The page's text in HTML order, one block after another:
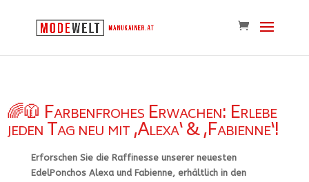
🌈🧥 Farbenfrohes Erwachen: Erlebe
jeden Tag neu mit ‚Alexa‘ & ‚Fabienne‘!
Erforschen Sie die Raffinesse unserer neuesten
EdelPonchos Alexa und Fabienne, erhältlich in den